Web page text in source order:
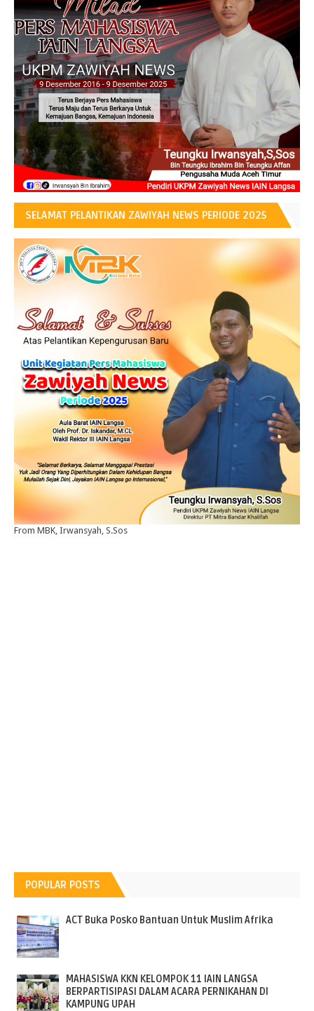
SELAMAT PELANTIKAN ZAWIYAH NEWS PERIODE 2025
From MBK, Irwansyah, S.Sos
POPULAR POSTS
ACT Buka Posko Bantuan Untuk Muslim Afrika
MAHASISWA KKN KELOMPOK 11 IAIN LANGSA
BERPARTISIPASI DALAM ACARA PERNIKAHAN DI
KAMPUNG UPAH